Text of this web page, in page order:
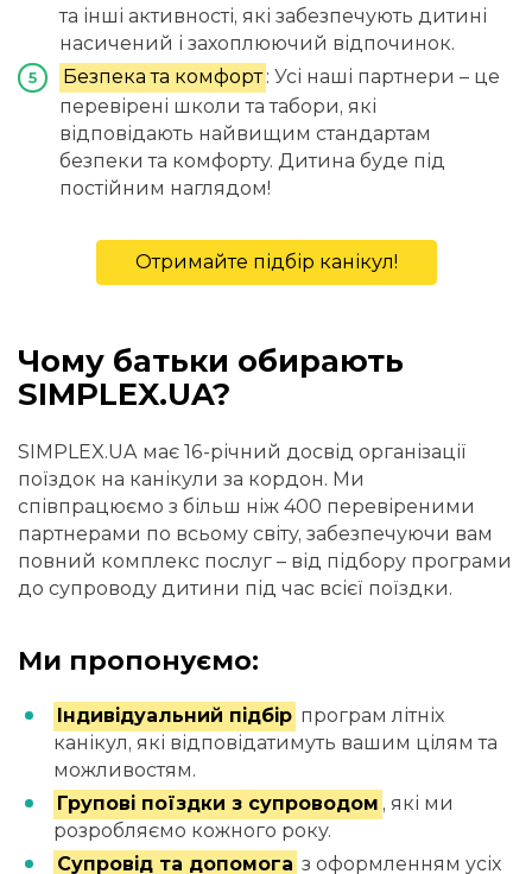
та інші активності, які забезпечують дитині
насичений і захоплюючий відпочинок.
Безпека та комфорт : Усі наші партнери – це
перевірені школи та табори, які
відповідають найвищим стандартам
безпеки та комфорту. Дитина буде під
постійним наглядом!
Отримайте підбір канікул!
Чому батьки обирають
SIMPLEX.UA?
SIMPLEX.UA має 16-річний досвід організації
поїздок на канікули за кордон. Ми
співпрацюємо з більш ніж 400 перевіреними
партнерами по всьому світу, забезпечуючи вам
повний комплекс послуг – від підбору програми
до супроводу дитини під час всієї поїздки.
Ми пропонуємо:
Індивідуальний підбір програм літніх
канікул, які відповідатимуть вашим цілям та
можливостям.
Групові поїздки з супроводом , які ми
розробляємо кожного року.
Супровід та допомога з оформленням усіх